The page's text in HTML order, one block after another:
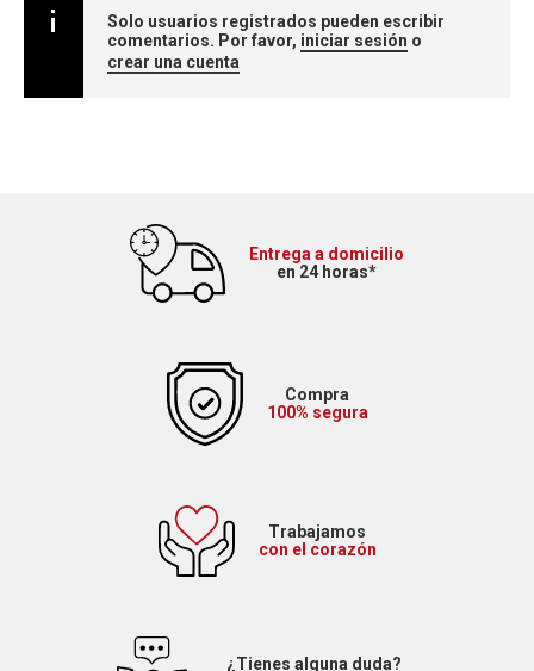
Solo usuarios registrados pueden escribir
comentarios. Por favor, iniciar sesión o
crear una cuenta
Entrega a domicilio
en 24 horas*
Compra
100% segura
Trabajamos
con el corazón
¿Tienes alguna duda?